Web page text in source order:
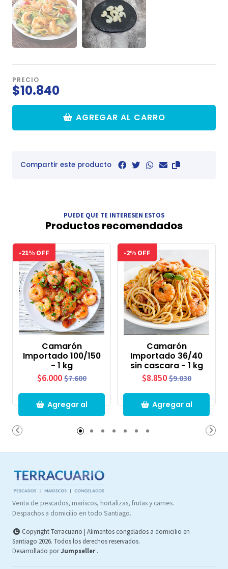
PRECIO
$10.840
AGREGAR AL CARRO
Compartir este producto
PUEDE QUE TE INTERESEN ESTOS
Productos recomendados
-21% OFF
Camarón
Importado 100/150
- 1 kg
$6.000 $7.600
Agregar al
-2% OFF
Camarón
Importado 36/40
sin cascara - 1 kg
$8.850 $9.030
Agregar al
Venta de pescados, mariscos, hortalizas, frutas y carnes.
Despachos a domicilio en todo Santiago.
Copyright Terracuario | Alimentos congelados a domicilio en
Santiago 2026. Todos los derechos reservados.
Desarrollado porJumpseller .